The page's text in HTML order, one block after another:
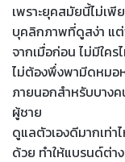
เพราะยุคสมัยนี้ไม่เ
บุคลิกภาพที่ดูสง่า แ
จากเมื่อก่อน ไม่มีใ
ไม่ต้องพึ่งพามีดหมอ
ภายนอกสำหรับบาง
ผู้ชาย
ดูแลตัวเองดีมากเท่า
ด้วย ทำให้แบรนด์ต่า